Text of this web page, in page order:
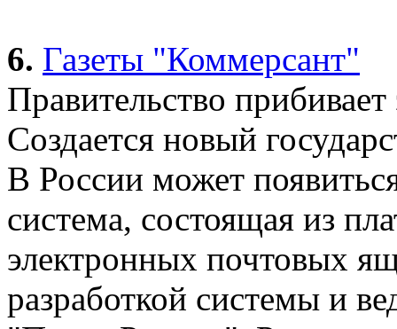
6. Газеты "Коммерсант"
Правительство
Создается новый
В России может
система, состоящая из
электронных почтовых
разработкой системы и